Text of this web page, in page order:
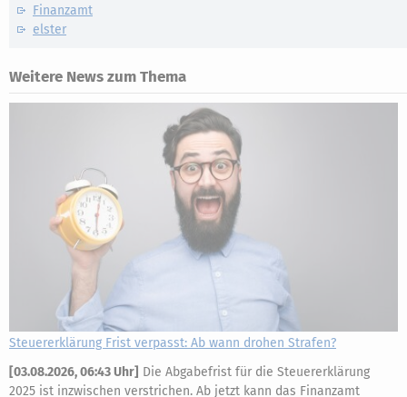
Finanzamt
elster
Weitere News zum Thema
Steuererklärung Frist verpasst: Ab wann drohen Strafen?
[03.08.2026, 06:43 Uhr] Die Abgabefrist für die Steuererklärung
2025 ist inzwischen verstrichen. Ab jetzt kann das Finanzamt